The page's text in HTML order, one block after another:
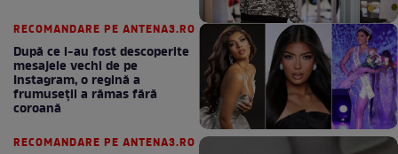
RECOMANDARE PE ANTENA3.RO
După ce i-au fost descoperite
mesajele vechi de pe
Instagram, o regină a
frumuseții a rămas fără
coroană
RECOMANDARE PE ANTENA3.RO